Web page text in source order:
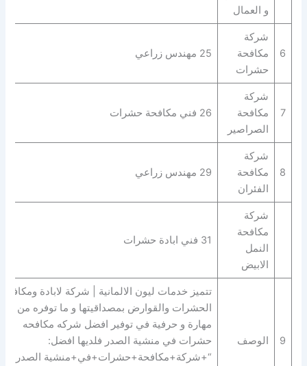
و العمال
6
شركة
مكافحة
حشرات
25 مهندس زراعي
7
شركة
مكافحة
الصراصير
26 فني مكافحة حشرات
8
شركة
مكافحة
الفئران
29 مهندس زراعي
شركة
مكافحة
النمل
الابيض
31 فني ابادة حشرات
9 الوصف
تتميز خدمات ليون الالمانية | شركة لابادة ومكافحة
الحشرات والقوارض بمصداقيتها و ما توفره من
مهارة و حرفية في توفير افضل شركه مكافحه
حشرات في منشية الصدر فلديها افضل:
“+شركة+مكافحة+حشرات+في+منشية الصدر+”